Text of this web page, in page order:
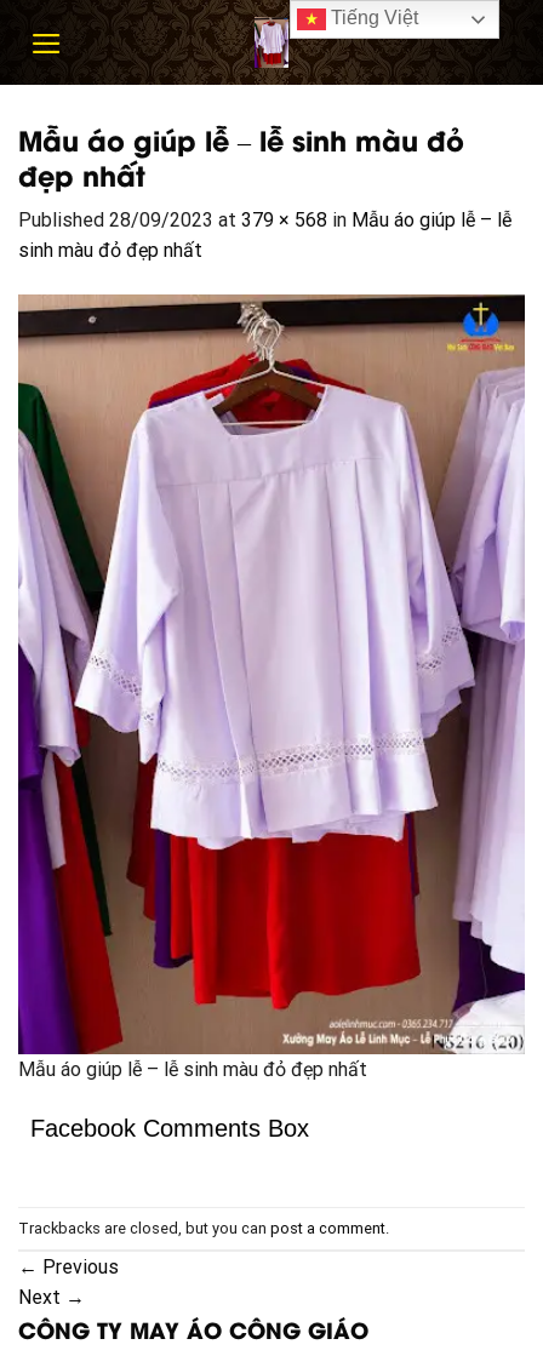
Mẫu áo giúp lễ – lễ sinh màu đỏ
đẹp nhất
Published 28/09/2023 at 379 × 568 in Mẫu áo giúp lễ – lễ
sinh màu đỏ đẹp nhất
Mẫu áo giúp lễ – lễ sinh màu đỏ đẹp nhất
Facebook Comments Box
Trackbacks are closed, but you can post a comment
← Previous
Next →
CÔNG TY MAY ÁO CÔNG GIÁO
Tiếng Việt